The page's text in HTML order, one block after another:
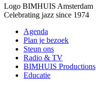
Logo BIMHUIS Amsterdam
Celebrating jazz since 1974
Agenda
Plan je bezoek
Steun ons
Radio & TV
BIMHUIS Productions
Educatie